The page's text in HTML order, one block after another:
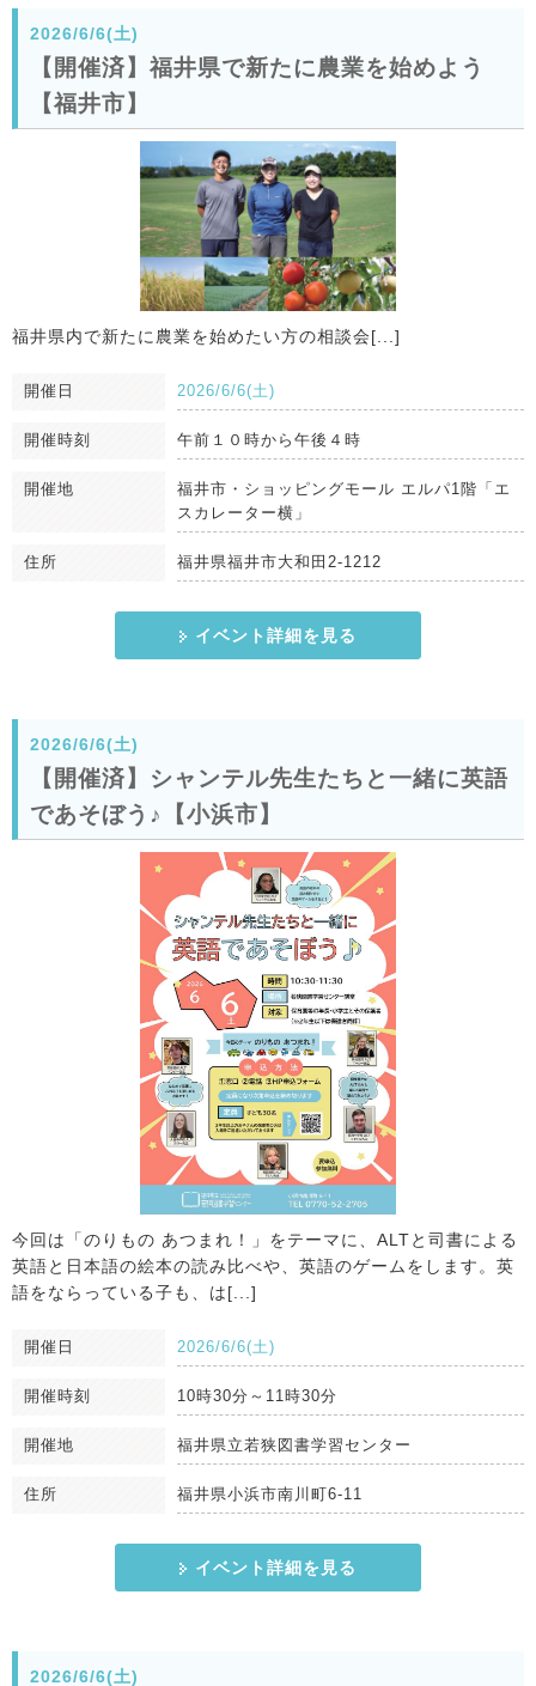
2026/6/6(土)
【開催済】福井県で新たに農業を始めよう
【福井市】
福井県内で新たに農業を始めたい方の相談会[...]
開催日 2026/6/6(土)
開催時刻 午前１０時から午後４時
開催地
福井市・ショッピングモール エルパ1階「エ
スカレーター横」
住所 福井県福井市大和田2-1212
イベント詳細を見る
2026/6/6(土)
【開催済】シャンテル先生たちと一緒に英語
であそぼう♪【小浜市】
今回は「のりもの あつまれ！」をテーマに、ALTと司書による
英語と日本語の絵本の読み比べや、英語のゲームをします。英
語をならっている子も、は[...]
開催日 2026/6/6(土)
開催時刻 10時30分～11時30分
開催地 福井県立若狭図書学習センター
住所 福井県小浜市南川町6-11
イベント詳細を見る
2026/6/6(土)